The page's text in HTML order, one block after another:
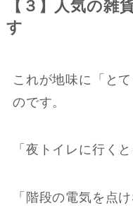
【３】人気の雑
す
これが地味に「と
のです。
「夜トイレに行く
「階段の電気を点